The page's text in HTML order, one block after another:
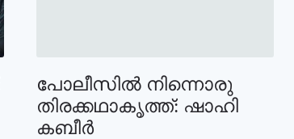
പോലീസില്‍ നിന്നൊരു
തിരക്കഥാകൃത്ത്: ഷാഹി
കബീര്‍